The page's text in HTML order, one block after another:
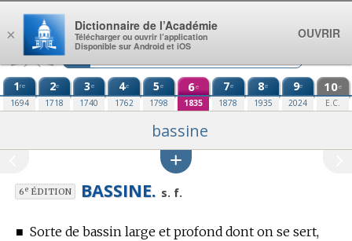
Aller au contenu
1re
1694
2e
1718
3e
1740
4e
1762
5e
1798
6e
1835
7e
1878
8e
1935
9e
2024
10e
E.C.
bassine
6eÉDITION BASSINE. s. f.
■ Sorte de bassin large et profond dont on se sert,
×
Dictionnaire de l’Académie
Télécharger ou ouvrir l’application
Disponible sur Android et iOS
OUVRIR